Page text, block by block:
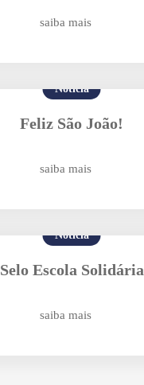
saiba mais
Notícia
Feliz São João!
saiba mais
Notícia
Selo Escola Solidária
saiba mais
Agende uma visita